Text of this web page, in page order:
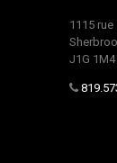
1115 rue
J1G 1M4